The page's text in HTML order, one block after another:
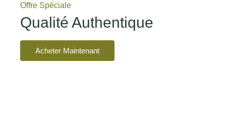
Offre Spéciale
Qualité Authentique
Acheter Maintenant